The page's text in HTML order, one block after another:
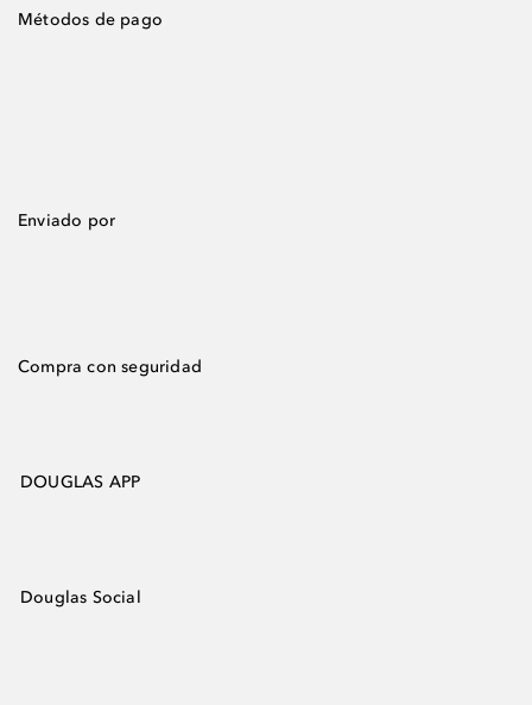
Métodos de pago
Enviado por
Compra con seguridad
DOUGLAS APP
Douglas Social